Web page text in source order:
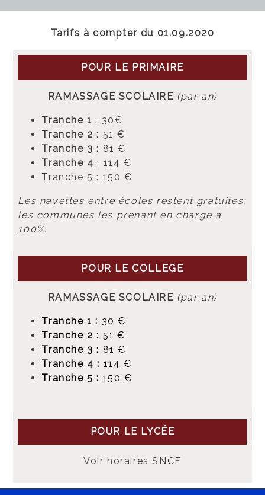
Tarifs à compter du 01.09.2020
POUR LE PRIMAIRE
RAMASSAGE SCOLAIRE (par an)
Tranche 1 : 30€
Tranche 2 : 51 €
Tranche 3 : 81 €
Tranche 4 : 114 €
Tranche 5 : 150 €
Les navettes entre écoles restent gratuites,
les communes les prenant en charge à
100%.
POUR LE COLLEGE
RAMASSAGE SCOLAIRE (par an)
Tranche 1 : 30 €
Tranche 2 : 51 €
Tranche 3 : 81 €
Tranche 4 : 114 €
Tranche 5 : 150 €
POUR LE LYCÉE
Voir horaires SNCF